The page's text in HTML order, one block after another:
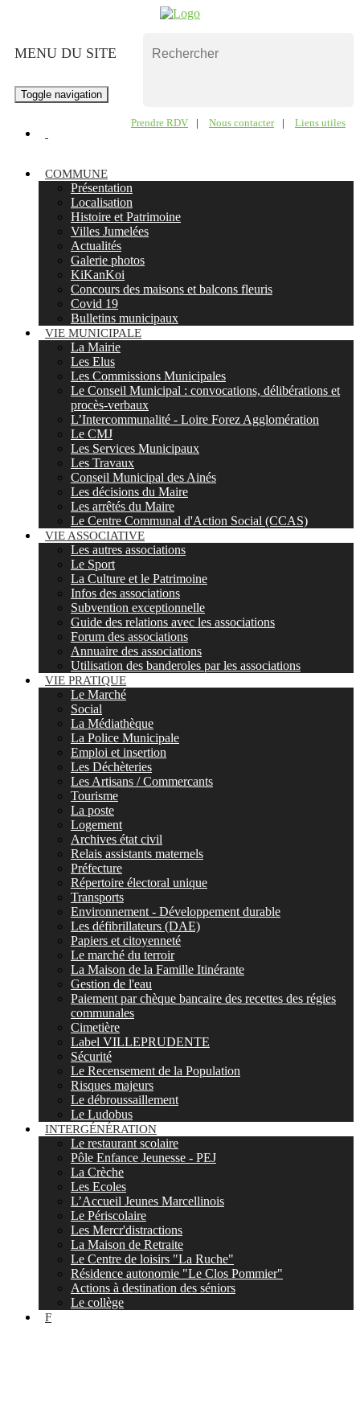
Prendre RDV | Nous contacter | Liens utiles
MENU DU SITE
Toggle navigation
COMMUNE
Présentation
Localisation
Histoire et Patrimoine
Villes Jumelées
Actualités
Galerie photos
KiKanKoi
Concours des maisons et balcons fleuris
Covid 19
Bulletins municipaux
VIE MUNICIPALE
La Mairie
Les Elus
Les Commissions Municipales
Le Conseil Municipal : convocations, délibérations et
procès-verbaux
L’Intercommunalité - Loire Forez Agglomération
Le CMJ
Les Services Municipaux
Les Travaux
Conseil Municipal des Ainés
Les décisions du Maire
Les arrêtés du Maire
Le Centre Communal d'Action Social (CCAS)
VIE ASSOCIATIVE
Les autres associations
Le Sport
La Culture et le Patrimoine
Infos des associations
Subvention exceptionnelle
Guide des relations avec les associations
Forum des associations
Annuaire des associations
Utilisation des banderoles par les associations
VIE PRATIQUE
Le Marché
Social
La Médiathèque
La Police Municipale
Emploi et insertion
Les Déchèteries
Les Artisans / Commercants
Tourisme
La poste
Logement
Archives état civil
Relais assistants maternels
Préfecture
Répertoire électoral unique
Transports
Environnement - Développement durable
Les défibrillateurs (DAE)
Papiers et citoyenneté
Le marché du terroir
La Maison de la Famille Itinérante
Gestion de l'eau
Paiement par chèque bancaire des recettes des régies
communales
Cimetière
Label VILLEPRUDENTE
Sécurité
Le Recensement de la Population
Risques majeurs
Le débroussaillement
Le Ludobus
INTERGÉNÉRATION
Le restaurant scolaire
Pôle Enfance Jeunesse - PEJ
La Crèche
Les Ecoles
L’Accueil Jeunes Marcellinois
Le Périscolaire
Les Mercr'distractions
La Maison de Retraite
Le Centre de loisirs "La Ruche"
Résidence autonomie "Le Clos Pommier"
Actions à destination des séniors
Le collège
F